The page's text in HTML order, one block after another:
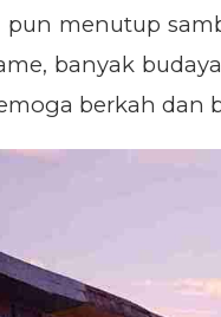
pun menutup
banyak
berkah dan